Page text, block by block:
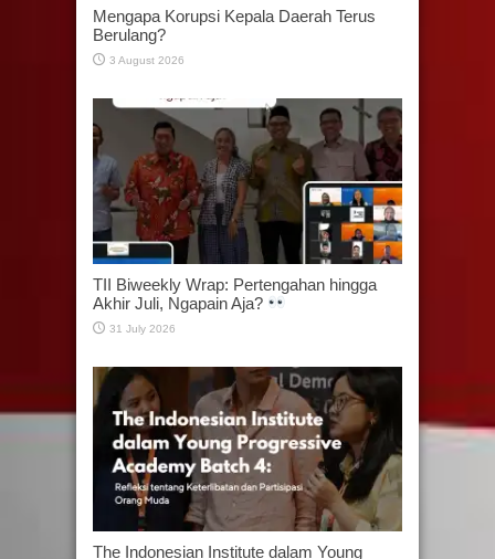
Mengapa Korupsi Kepala Daerah Terus
Berulang?
3 August 2026
TII Biweekly Wrap: Pertengahan hingga
Akhir Juli, Ngapain Aja?
31 July 2026
The Indonesian Institute dalam Young